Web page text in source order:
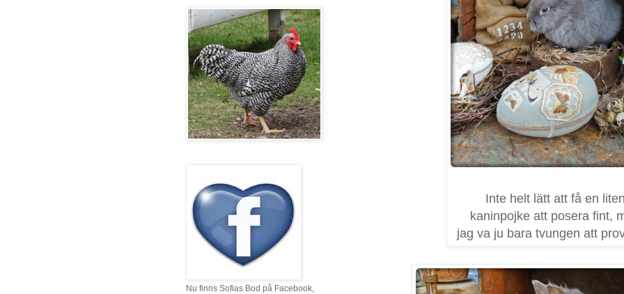
Inte helt lätt att få en
kaninpojke att posera fint,
jag va ju bara tvungen att
Nu finns Sofias Bod på Facebook,